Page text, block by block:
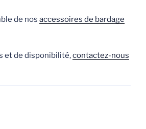
de nos accessoires de bardage
et de disponibilité,contactez-nous